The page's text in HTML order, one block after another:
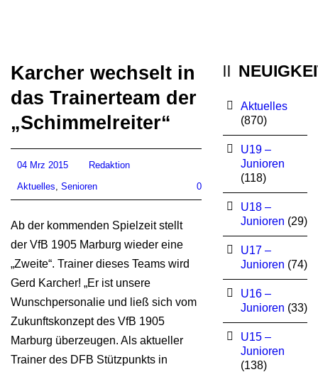
Karcher wechselt in
das Trainerteam der
„Schimmelreiter“
04 Mrz 2015
Redaktion
Aktuelles, Senioren 0
Ab der kommenden Spielzeit stellt
der VfB 1905 Marburg wieder eine
„Zweite“. Trainer dieses Teams wird
Gerd Karcher! „Er ist unsere
Wunschpersonalie und ließ sich vom
Zukunftskonzept des VfB 1905
Marburg überzeugen. Als aktueller
Trainer des DFB Stützpunkts in
Aktuelles
(870)
U19 –
Junioren
(118)
U18 –
Junioren (29)
U17 –
Junioren (74)
U16 –
Junioren (33)
U15 –
Junioren
(138)